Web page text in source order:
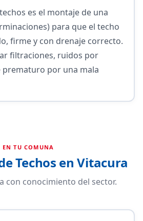
es el montaje de una
para que el techo
firme y con drenaje correcto.
filtraciones, ruidos por
prematuro por una mala
EN TU COMUNA
Techos en Vitacura
con conocimiento del sector.